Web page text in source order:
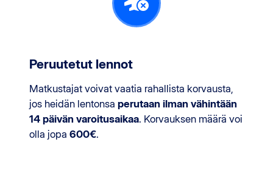
Peruutetut lennot
Matkustajat voivat vaatia rahallista korvausta,
jos heidän lentonsa perutaan ilman vähintään
14 päivän varoitusaikaa. Korvauksen määrä voi
olla jopa 600€.